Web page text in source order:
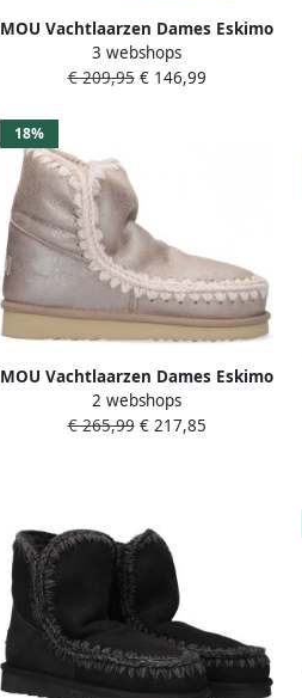
MOU Vachtlaarzen Dames Eskimo
18 Glitter Logo Maat: 39
Materiaal: Suède Kleur: Cognac
3 webshops
€ 209,95€ 146,99
18%
MOU Vachtlaarzen Dames Eskimo
18 Bounce Maat: 39 Materiaal:
Suède Kleur: Zilver
2 webshops
€ 265,99€ 217,85